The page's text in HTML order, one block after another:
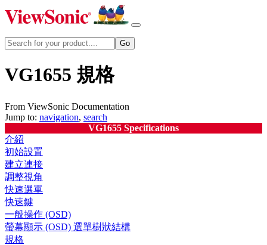
VG1655 規格
From ViewSonic Documentation
Jump to: navigation, search
VG1655 Specifications
介紹
初始設置
建立連接
調整視角
快速選單
快速鍵
一般操作 (OSD)
螢幕顯示 (OSD) 選單樹狀結構
規格